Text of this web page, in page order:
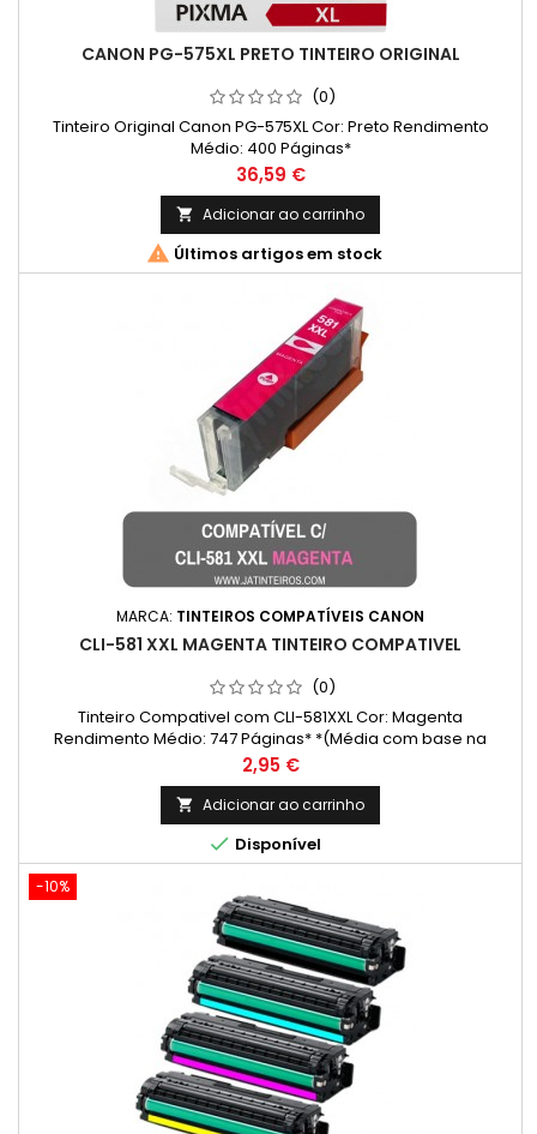
CANON PG-575XL PRETO TINTEIRO ORIGINAL
(0)
Tinteiro Original Canon PG-575XL Cor: Preto Rendimento
Médio: 400 Páginas*
Preço
36,59 €
 Adicionar ao carrinho
 Últimos artigos em stock
MARCA: TINTEIROS COMPATÍVEIS CANON
CLI-581 XXL MAGENTA TINTEIRO COMPATIVEL
(0)
Tinteiro Compativel com CLI-581XXL Cor: Magenta
Rendimento Médio: 747 Páginas* *(Média com base na
norma ISO/IEC 24711 e impressão contínua. O rendimento real
varia consideravelmente com base no conteúdo das
páginas impressas e noutros factores.)
Preço
2,95 €
 Adicionar ao carrinho
 Disponível
-10%